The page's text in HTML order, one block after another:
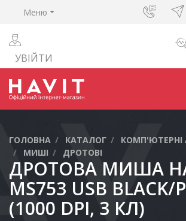
Меню
УВІЙТИ
ГОЛОВНА КАТАЛОГ
КОМП'ЮТЕРНІ
МИШІ
ДРОТОВІ
ДРОТОВА МИША
MS753 USB BLACK/
(1000 DPI, 3 КЛ)